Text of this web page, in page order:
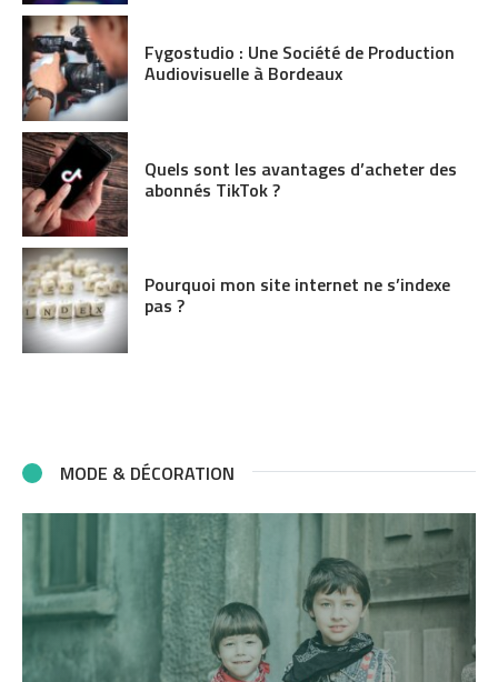
Fygostudio : Une Société de Production
Audiovisuelle à Bordeaux
Quels sont les avantages d’acheter des
abonnés TikTok ?
Pourquoi mon site internet ne s’indexe
pas ?
MODE & DÉCORATION